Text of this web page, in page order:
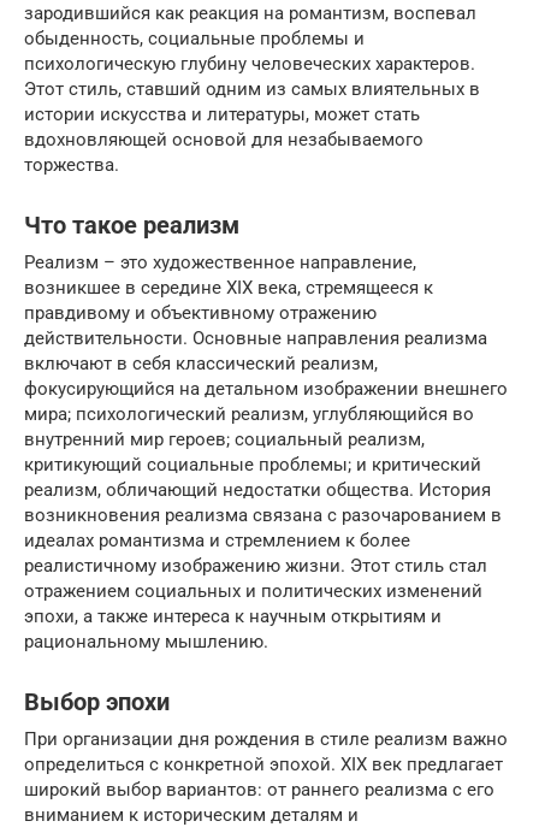
зародившийся как реакция на романтизм, воспевал
обыденность, социальные проблемы и
психологическую глубину человеческих характеров.
Этот стиль, ставший одним из самых влиятельных в
истории искусства и литературы, может стать
вдохновляющей основой для незабываемого
торжества.
Что такое реализм
Реализм – это художественное направление,
возникшее в середине XIX века, стремящееся к
правдивому и объективному отражению
действительности. Основные направления реализма
включают в себя классический реализм,
фокусирующийся на детальном изображении внешнего
мира; психологический реализм, углубляющийся во
внутренний мир героев; социальный реализм,
критикующий социальные проблемы; и критический
реализм, обличающий недостатки общества. История
возникновения реализма связана с разочарованием в
идеалах романтизма и стремлением к более
реалистичному изображению жизни. Этот стиль стал
отражением социальных и политических изменений
эпохи, а также интереса к научным открытиям и
рациональному мышлению.
Выбор эпохи
При организации дня рождения в стиле реализм важно
определиться с конкретной эпохой. XIX век предлагает
широкий выбор вариантов: от раннего реализма с его
вниманием к историческим деталям и